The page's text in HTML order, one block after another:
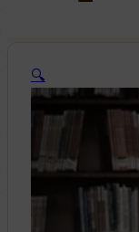
🔍